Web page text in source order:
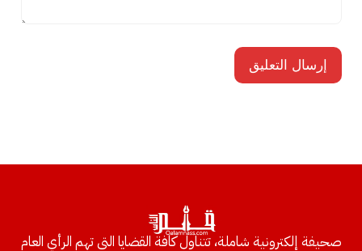
صحيفة إلكترونية شاملة، تتناول كافة القضايا التي تهم الرأي العام